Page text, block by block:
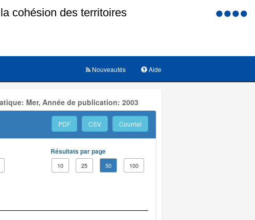
Menu
Aide
Nouveautés
Mer, Année de publication: 2003
PDF CSV Courriel
Résultats par page
10 25 50 100